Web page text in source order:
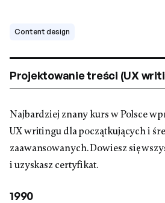
Content design
Projektowanie treści (UX
Najbardziej znany kurs w Polsce
UX writingu dla początkujących i
zaawansowanych. Dowiesz się
i uzyskasz certyfikat.
1990